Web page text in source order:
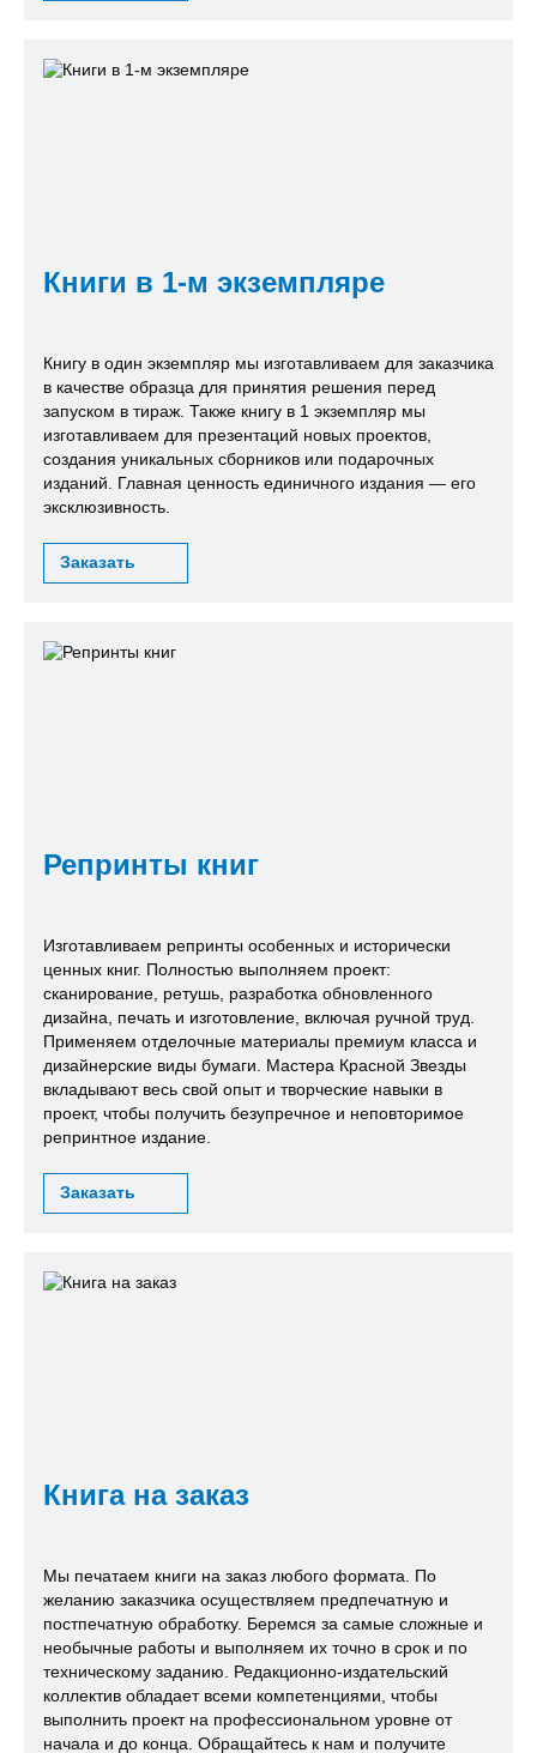
Книги в 1-м экземпляре
Книгу в один экземпляр мы изготавливаем для заказчика
в качестве образца для принятия решения перед
запуском в тираж. Также книгу в 1 экземпляр мы
изготавливаем для презентаций новых проектов,
создания уникальных сборников или подарочных
изданий. Главная ценность единичного издания — его
эксклюзивность.
Заказать
Репринты книг
Изготавливаем репринты особенных и исторически
ценных книг. Полностью выполняем проект:
сканирование, ретушь, разработка обновленного
дизайна, печать и изготовление, включая ручной труд.
Применяем отделочные материалы премиум класса и
дизайнерские виды бумаги. Мастера Красной Звезды
вкладывают весь свой опыт и творческие навыки в
проект, чтобы получить безупречное и неповторимое
репринтное издание.
Заказать
Книга на заказ
Мы печатаем книги на заказ любого формата. По
желанию заказчика осуществляем предпечатную и
постпечатную обработку. Беремся за самые сложные и
необычные работы и выполняем их точно в срок и по
техническому заданию. Редакционно-издательский
коллектив обладает всеми компетенциями, чтобы
выполнить проект на профессиональном уровне от
начала и до конца. Обращайтесь к нам и получите